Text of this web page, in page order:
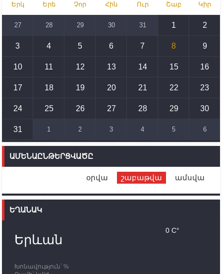
Իրանը կողմ է տարածաշրջանի համար շահավետ
տրանսպորտային հաղորդակցությունների
զարգացմանը, սակայն ոչ՝ միջազգային
սահմանների փոփոխությանը
15:10 02.10.2023
սպառնալիքները կասեցնելու համար. իսպանացի
պատգամավորը Գորիսում է
14:54 02.10.2023
տեղակայված հայկական դիրքերի անձնակազմի
ունեն. կիպրոսցի խորհրդարանականը՝ Ալեն
Ֆրանսիայի ԱԳ նախարարը կայցելի Հայաստան
պատասխանատուներ կմնան ԼՂ-ում՝ մինչև
որոնողափրկարարական աշխատանքների
11:03
Երկ Երե Չոր Հին Ուր Շաբ Կիր
27 28 29 30 31 1 2
3 4 5 6 7 8 9
10 11 12 13 14 15 16
17 18 19 20 21 22 23
24 25 26 27 28 29 30
31 1 2 3 4 5 6
ԱՄԵՆԱԸՆԹԵՐՑՎԱԾԸ
օրվա շաբաթվա ամսվա
ԵՂԱՆԱԿ
Երևան
Խոնավություն՝ %
0 C°